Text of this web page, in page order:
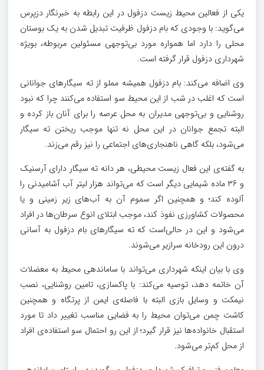
یکی از فعالین محیط زیست دزفول در این رابطه به خبرنگار دزپرس
می‌گوید: با وجودی‌ که بام دزفول ظرفیت تبدیل شدن به یک بوستان
محلی را دارد اما همواره مورد بی‌توجهی مسئولین مربوطه، بویژه
شهرداری دزفول قرار گرفته است.
وی اضافه‌ می‌کند: بام دزفول همیشه مملو از ته سیگارهای جوانانی
است که اغلب در شب‌ از این محیط سو استفاده‌ می‌کنند چرا که نبود
روشنایی و بی‌توجهی مدیران به محل عرصه را برای آنان باز کرده و
البته تجمع جوانان در این محل نه تنها موجب ریختن ته سیگار‌
می‌شود، بلکه گاهی ناهنجاری‌‌های اجتماعی را نیز رقم می‌زند.
به گفته‌ی این فعال زیست محیطی، هر دانه ته سیگار دارای آرسنیک
و ۳۶ ماده شیمایی دیگر است که می‌تواند هزار لیتر آب آشامیدنی را
آلوده کند؛ و همچنین اگر سموم آن به آب‌های زیر زمینی و یا
محصولات کشاورزی نفوذ کند، موجب ابتلای انوع سرطان‌ها در افراد
می‌شود و این در حالی‌است که ته سیگار‌های بام دزفول به آسانی
درون این رودخانه ‌سرازیر می‌شوند.
وی با بیان اینکه شهرداری می‌تواند با ساماندهی محیط به معضلات
آن خاتمه دهد، توصیه می‌کند: با پاکسازی، تامین روشنایی، نصب
نیمکت و وسایل بازی البته با فاصله‌ی ایمن از پرتگاه و همچنین
کاشت چمن می‌توان محیط را به فضایی مناسب تغییر داد تا مورد
استقبال خانواده‌ها نیز قرار گیرد‌؛ از این رو احتمال سو استفاده‌ی افراد
از محل کم‌تر می‌شود.